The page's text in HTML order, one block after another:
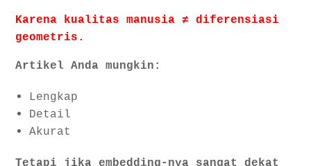
Karena kualitas manusia ≠ diferensiasi
geometris.
Artikel Anda mungkin:
Lengkap
Detail
Akurat
Tetapi jika embedding-nya sangat dekat